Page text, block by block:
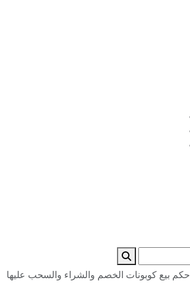
حكم بيع كوبونات الخصم والشراء والسحب عليها